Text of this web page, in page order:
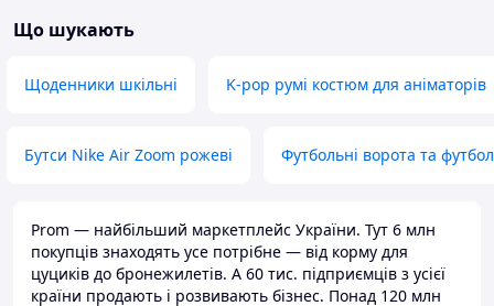
Що шукають
Щоденники шкільні K-pop румі костюм для аніматорів
Бутси Nike Air Zoom рожеві Футбольні ворота та
Prom — найбільший маркетплейс України. Тут 6 млн
покупців знаходять усе потрібне — від корму для
цуциків до бронежилетів. А 60 тис. підприємців з усієї
країни продають і розвивають бізнес. Понад 120 млн